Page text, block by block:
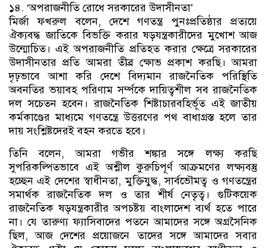
১৪. ‘অপরাজনীতি রোধে সরকারের উদাসীনতা’
মির্জা ফখরুল বলেন, দেশে গণতন্ত্র পুনঃপ্রতিষ্ঠার প্রত্যয়ে
ঐক্যবদ্ধ জাতিকে বিভক্তি করার ষড়যন্ত্রকারীদের মুখোশ আজ
উন্মোচিত। এই অপরাজনীতি প্রতিহত করার ক্ষেত্রে সরকারের
উদাসীনতার প্রতি আমরা তীব্র ক্ষোভ প্রকাশ করছি। আমরা
দৃঢ়ভাবে আশা করি দেশে বিদ্যমান রাজনৈতিক পরিস্থিতি
অবনতির ভয়াবহ পরিণাম সর্ম্পকে দায়িত্বশীল সব রাজনৈতিক
দল সচেতন হবেন। রাজনৈতিক শিষ্টাচারবহির্ভূত এই জাতীয়
কর্মকাণ্ডের মাধ্যমে গণতন্ত্রে উত্তরণের পথ বাধাগ্রস্ত হলে তার
দায় সংশ্লিষ্টদেরই বহন করতে হবে।
তিনি বলেন, আমরা গভীর শঙ্কার সঙ্গে লক্ষ্য করছি
সুপরিকল্পিতভাবে এই অশ্লীল কুরুচিপূর্ণ আক্রমণের লক্ষ্যবস্তু
হচ্ছেন এই দেশের স্বাধীনতা, মুক্তিযুদ্ধ, সার্বভৌমত্ব ও গণতন্ত্রের
সমার্থক রাজনৈতিক দল ও তার শীর্ষ নেতৃত্ব। গুটিকয়েক
রাজনৈতিক ষড়যন্ত্রকারীর অপচষ্টয় বাংলাদেশ ব্যর্থ হতে পারে
না। যে তারুণ্য ফ্যাসিবাদের পতনে আমাদের সঙ্গে অগ্রসৈনিক
ছিল, আজ দেশের প্রয়োজনে তাদের সঙ্গে আমাদের সবার